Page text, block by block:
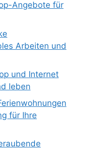
Angebote für
Arbeiten und
und Internet
leben
für Ihre